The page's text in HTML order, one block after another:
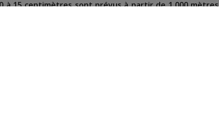
à 15 centimètres sont prévus à partir de 1.000 mètres